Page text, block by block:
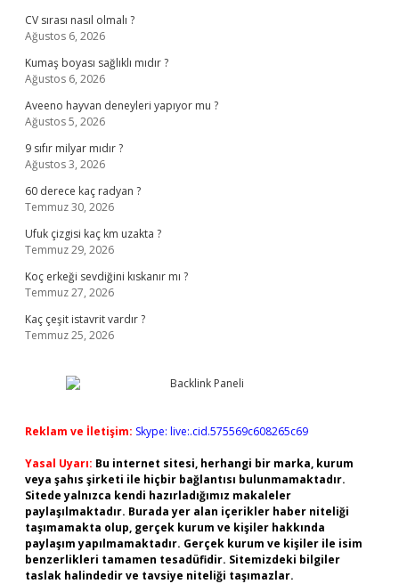
CV sırası nasıl olmalı ?
Ağustos 6, 2026
Kumaş boyası sağlıklı mıdır ?
Ağustos 6, 2026
Aveeno hayvan deneyleri yapıyor mu ?
Ağustos 5, 2026
9 sıfır milyar mıdır ?
Ağustos 3, 2026
60 derece kaç radyan ?
Temmuz 30, 2026
Ufuk çizgisi kaç km uzakta ?
Temmuz 29, 2026
Koç erkeği sevdiğini kıskanır mı ?
Temmuz 27, 2026
Kaç çeşit istavrit vardır ?
Temmuz 25, 2026
Reklam ve İletişim: Skype: live:.cid.575569c608265c69
Yasal Uyarı: Bu internet sitesi, herhangi bir marka, kurum
veya şahıs şirketi ile hiçbir bağlantısı bulunmamaktadır.
Sitede yalnızca kendi hazırladığımız makaleler
paylaşılmaktadır. Burada yer alan içerikler haber niteliği
taşımamakta olup, gerçek kurum ve kişiler hakkında
paylaşım yapılmamaktadır. Gerçek kurum ve kişiler ile isim
benzerlikleri tamamen tesadüfidir. Sitemizdeki bilgiler
taslak halindedir ve tavsiye niteliği taşımazlar.